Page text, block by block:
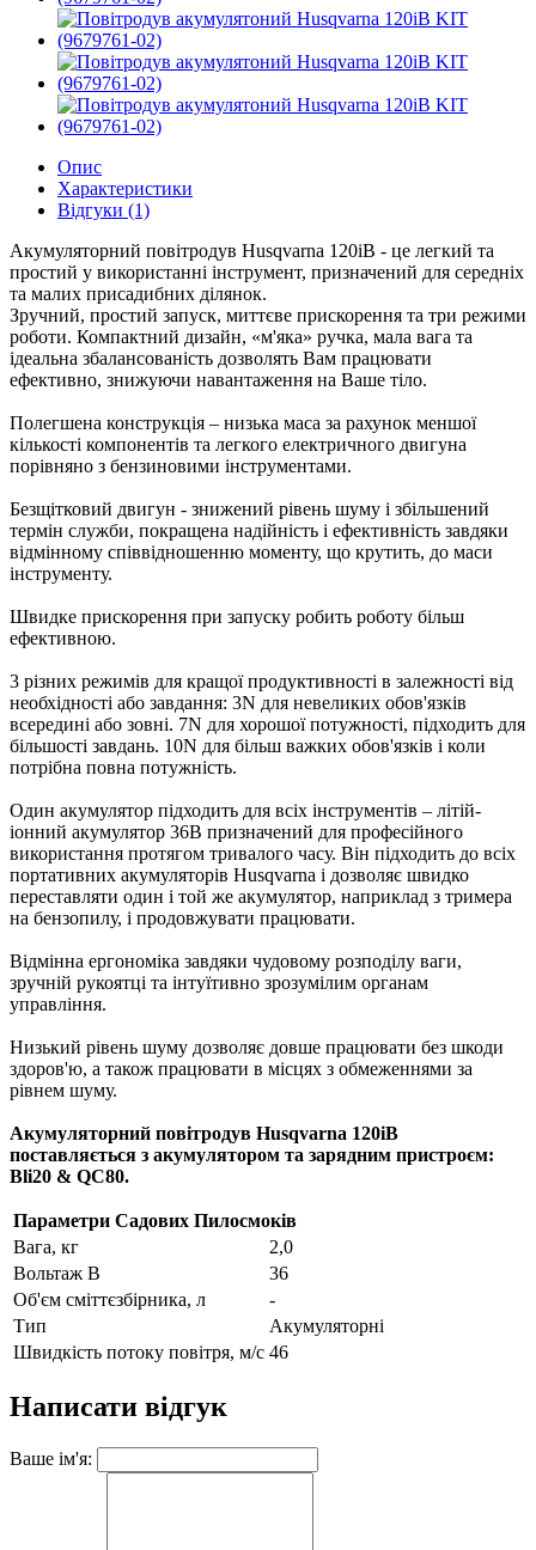
Опис
Характеристики
Відгуки (1)
Акумуляторний повітродув Husqvarna 120iB - це легкий та
простий у використанні інструмент, призначений для середніх
та малих присадибних ділянок.
Зручний, простий запуск, миттєве прискорення та три режими
роботи. Компактний дизайн, «м'яка» ручка, мала вага та
ідеальна збалансованість дозволять Вам працювати
ефективно, знижуючи навантаження на Ваше тіло.
Полегшена конструкція – низька маса за рахунок меншої
кількості компонентів та легкого електричного двигуна
порівняно з бензиновими інструментами.
Безщітковий двигун - знижений рівень шуму і збільшений
термін служби, покращена надійність і ефективність завдяки
відмінному співвідношенню моменту, що крутить, до маси
інструменту.
Швидке прискорення при запуску робить роботу більш
ефективною.
3 різних режимів для кращої продуктивності в залежності від
необхідності або завдання: 3N для невеликих обов'язків
всередині або зовні. 7N для хорошої потужності, підходить для
більшості завдань. 10N для більш важких обов'язків і коли
потрібна повна потужність.
Один акумулятор підходить для всіх інструментів – літій-
іонний акумулятор 36В призначений для професійного
використання протягом тривалого часу. Він підходить до всіх
портативних акумуляторів Husqvarna і дозволяє швидко
переставляти один і той же акумулятор, наприклад з тримера
на бензопилу, і продовжувати працювати.
Відмінна ергономіка завдяки чудовому розподілу ваги,
зручній рукоятці та інтуїтивно зрозумілим органам
управління.
Низький рівень шуму дозволяє довше працювати без шкоди
здоров'ю, а також працювати в місцях з обмеженнями за
рівнем шуму.
Акумуляторний повітродув Husqvarna 120iB
поставляється з акумулятором та зарядним пристроєм:
Bli20 & QC80.
Параметри Садових Пилосмоків
Вага, кг
2,0
Вольтаж В
36
Об'єм сміттєзбірника, л
-
Тип
Акумуляторні
Швидкість потоку повітря, м/с 46
Написати відгук
Ваше ім'я: